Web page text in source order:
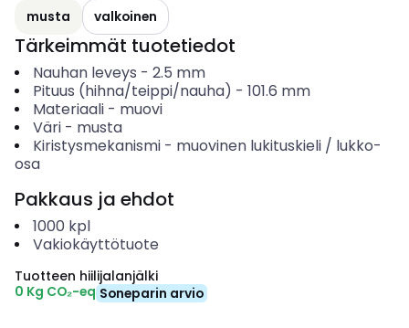
musta valkoinen
Tärkeimmät tuotetiedot
Nauhan leveys - 2.5 mm
Pituus (hihna/teippi/nauha) - 101.6 mm
Materiaali- muovi
Väri- musta
Kiristysmekanismi- muovinen lukituskieli / lukko-
osa
Pakkaus ja ehdot
1000 kpl
Vakiokäyttötuote
Tuotteen hiilijalanjälki
0 Kg CO₂-eq Soneparin arvio